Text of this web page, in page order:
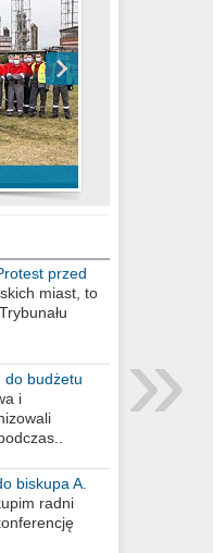
w BCL
przed
miast, to
do budżetu
i
biskupa A.
radni
»